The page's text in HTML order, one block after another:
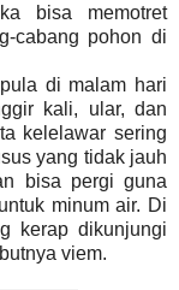
bisa memotret
cabang pohon di
di malam hari
kali, ular, dan
kelelawar sering
yang tidak jauh
bisa pergi guna
minum air. Di
kerap dikunjungi
viem.